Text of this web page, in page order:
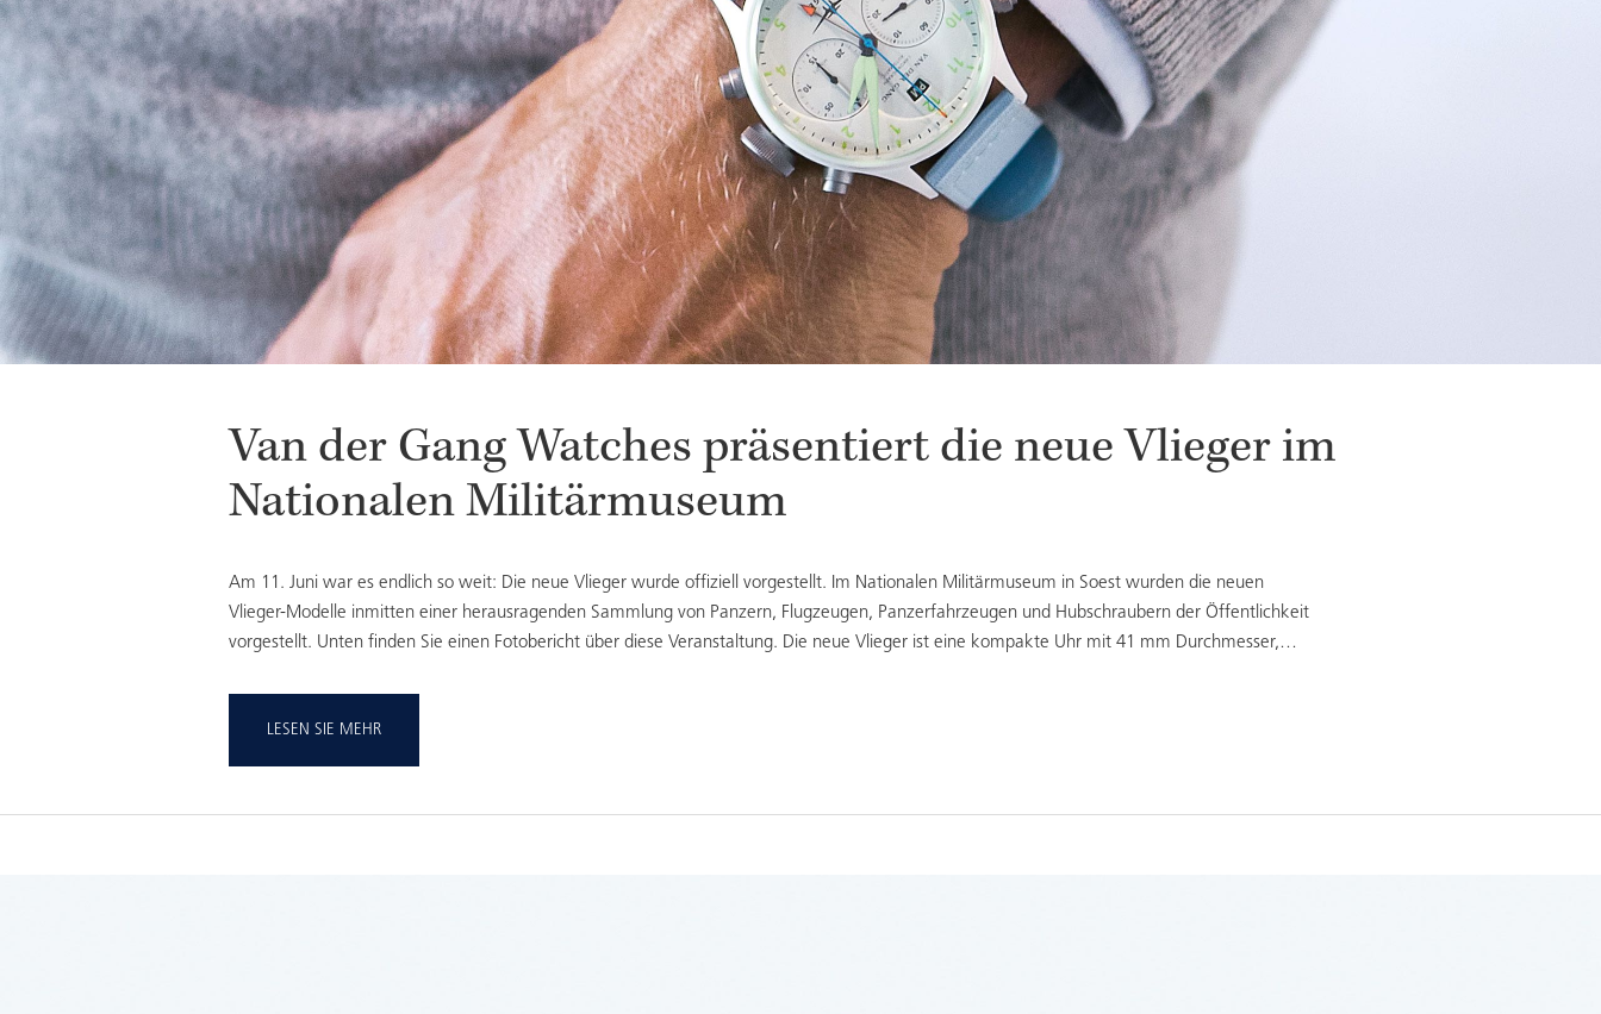
Van der Gang Watches präsentiert die neue Vlieger im
Nationalen Militärmuseum
Am 11. Juni war es endlich so weit: Die neue Vlieger wurde offiziell vorgestellt. Im Nationalen Militärmuseum in Soest wurden die neuen
Vlieger-Modelle inmitten einer herausragenden Sammlung von Panzern, Flugzeugen, Panzerfahrzeugen und Hubschraubern der Öffentlichkeit
vorgestellt. Unten finden Sie einen Fotobericht über diese Veranstaltung. Die neue Vlieger ist eine kompakte Uhr mit 41 mm Durchmesser,…
LESEN SIE MEHR